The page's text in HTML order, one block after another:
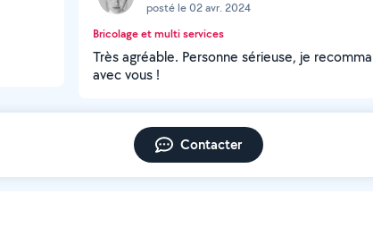
posté le 02 avr. 2024
Bricolage et multi services
Très agréable. Personne sérieuse, je
avec vous !
Contacter